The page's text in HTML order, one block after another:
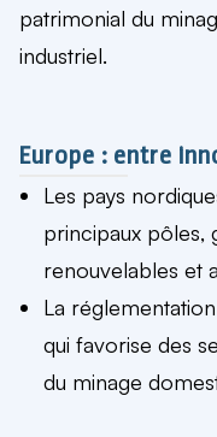
patrimonial du
industriel.
Europe : entre
Les pays
principaux pôles,
renouvelables et
La
qui favorise des
du minage